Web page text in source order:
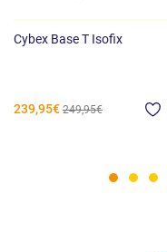
Cybex Base T Isofix
239,95€ 249,95€